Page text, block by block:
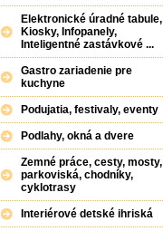
Elektronické úradné tabule,
Kiosky, Infopanely,
Inteligentné zastávkové ...
Gastro zariadenie pre
kuchyne
Podujatia, festivaly, eventy
Podlahy, okná a dvere
Zemné práce, cesty, mosty,
parkoviská, chodníky,
cyklotrasy
Interiérové detské ihriská